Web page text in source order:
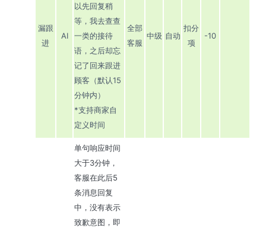
漏跟
进
AI
以先回复稍
等，我去查查
一类的接待
语，之后却忘
记了回来跟进
顾客（默认15
分钟内）
*支持商家自
定义时间
全部
客服
中级 自动
扣分
项
-10
单句响应时间
大于3分钟，
客服在此后5
条消息回复
中，没有表示
致歉意图，即